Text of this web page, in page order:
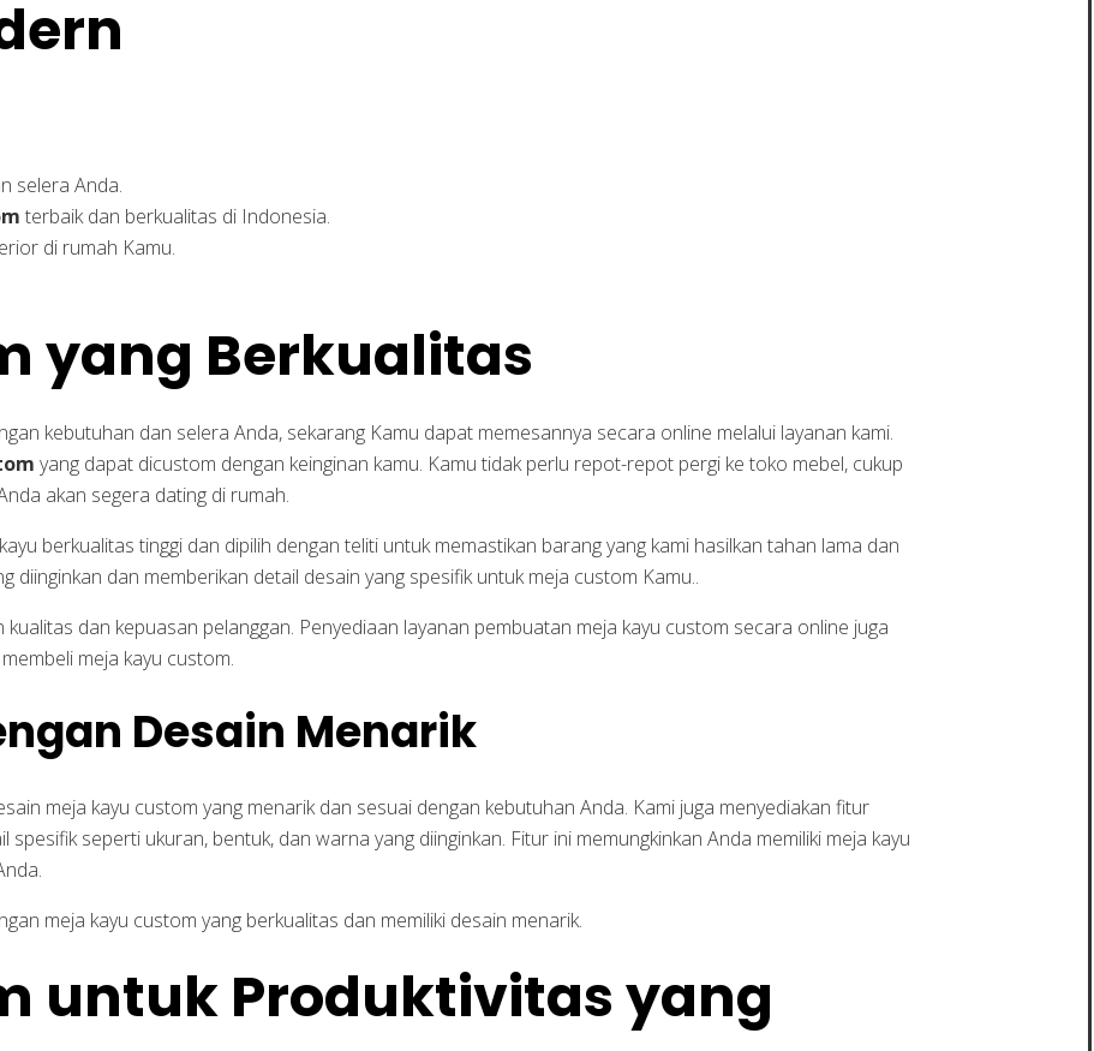
selera Anda.
terbaik dan berkualitas di Indonesia.
di rumah Kamu.
yang Berkualitas
kebutuhan dan selera Anda, sekarang Kamu dapat memesannya secara online melalui layanan kami.
yang dapat dicustom dengan keinginan kamu. Kamu tidak perlu repot-repot pergi ke toko mebel, cukup
akan segera dating di rumah.
berkualitas tinggi dan dipilih dengan teliti untuk memastikan barang yang kami hasilkan tahan lama dan
diinginkan dan memberikan detail desain yang spesifik untuk meja custom Kamu..
kualitas dan kepuasan pelanggan. Penyediaan layanan pembuatan meja kayu custom secara online juga
meja kayu custom.
Desain Menarik
meja kayu custom yang menarik dan sesuai dengan kebutuhan Anda. Kami juga menyediakan fitur
seperti ukuran, bentuk, dan warna yang diinginkan. Fitur ini memungkinkan Anda memiliki meja kayu
meja kayu custom yang berkualitas dan memiliki desain menarik.
untuk Produktivitas yang